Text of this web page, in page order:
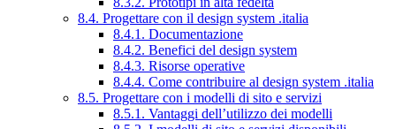
8.4. Progettare con il design system .italia
8.4.1. Documentazione
8.4.2. Benefici del design system
8.4.3. Risorse operative
8.4.4. Come contribuire al design system .italia
8.5. Progettare con i modelli di sito e servizi
8.5.1. Vantaggi dell’utilizzo dei modelli